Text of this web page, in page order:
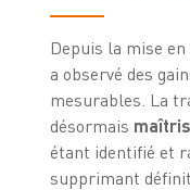
Depuis la mise
a observé des
mesurables. La
désormais
étant identifié et
supprimant